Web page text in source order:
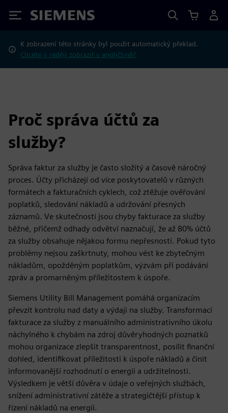
Siemens
K zobrazení této stránky byl použit automatický překlad.
Chcete ji raději zobrazit v angličtině?
Proč správa účtů za
služby?
Správa faktur za služby je často složitý a časově náročný
proces. Účty přicházejí od více poskytovatelů v různých
formátech a fakturačních cyklech, což ztěžuje ověřování
poplatků, sledování nákladů a udržování přesných
záznamů. Ve skutečnosti jsou chyby fakturace za služby
běžné, přičemž odhady odvětví naznačují, že až 80% účtů
za služby obsahuje nějakou formu nepřesnosti. Pokud tyto
problémy nejsou zaškrtnuty, mohou vést ke zbytečným
nákladům, opožděným poplatkům, výzvám při podávání
zpráv a promarněným příležitostem k úspoře.
Siemens Utility Bill Management pomáhá organizacím
převzít kontrolu nad daty a výdaji na služby. Transformací
fakturace za služby z manuálního administrativního úkolu
náchylného k chybám na zdroj důvěryhodných poznatků
mohou organizace zlepšit transparentnost, posílit finanční
dohled, identifikovat příležitosti k úspoře nákladů a činit
informovanější rozhodnutí o energii a udržitelnosti.
Výsledkem je větší důvěra v údaje o veřejných službách,
snížení administrativní zátěže a strategičtější přístup k
řízení nákladů na energii.